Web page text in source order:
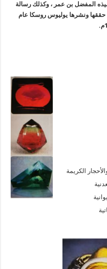
المفضل بن عمر ، وكذلك رسالة
حققها ونشرها يوليوس روسكا عام
الكريمة